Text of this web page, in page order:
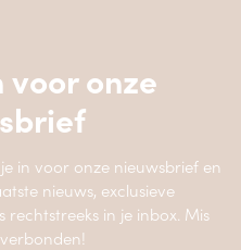
onze
in voor onze nieuwsbrief en
nieuws, exclusieve
in je inbox. Mis